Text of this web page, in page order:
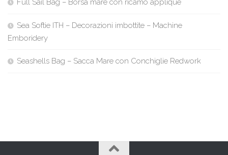
Full Sail Bag – Borsa mare con ricamo appliquè
Sea Softie ITH – Decorazioni imbottite – Machine
Emboridery
Seashells Bag – Sacca Mare con Conchiglie Redwork